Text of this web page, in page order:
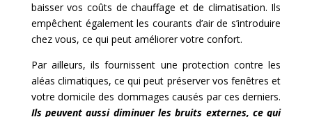
baisser vos coûts de chauffage et de climatisation. Ils
empêchent également les courants d’air de s’introduire
chez vous, ce qui peut améliorer votre confort.
Par ailleurs, ils fournissent une protection contre les
aléas climatiques, ce qui peut préserver vos fenêtres et
votre domicile des dommages causés par ces derniers.
Ils peuvent aussi diminuer les bruits externes, ce qui